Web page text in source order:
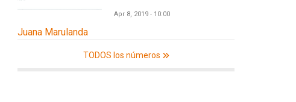
Apr 8, 2019 - 10:00
Juana Marulanda
TODOS los números